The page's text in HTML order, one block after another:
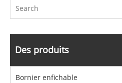
Des produits
Bornier enfichable